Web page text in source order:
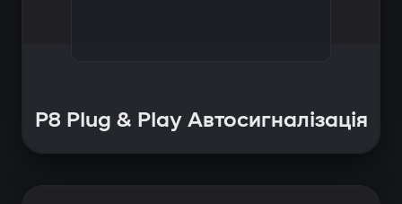
P8 Plug & Play Автосигналізація